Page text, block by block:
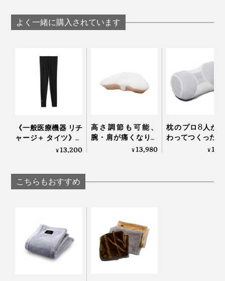
重ねた『プリマロフト』の間に入って、シュラフ（寝袋）のようにも使える
『プリマロフト』シリーズの側生地は、柔らかさバツグ
ンの「モダール」入り高密度生地。
吸放湿性に優れていて、蒸れにくく、快適な使い心地。
肌に触れると気持ちいいので、布団カバーなしで、その
まま掛けるのもおすすめです。
キルト内の『プリマロフト』の中わたがヘタったり、偏
ったりもなく、安心して洗えました。これはいい！
人工羽毛の布団は、初めてでしたが、“洗えるダウン”級
のよさ、すっかり気に入ってしまいました。
ト
ロフト
よく一緒に購入されています
《一般医療機器 リチ
ャージ＋ タイツ》寝
てる間に血行促進、
ア」｜VENEX
¥13,200
高さ調節も可能、
腕・肩が痛くなりに
くい「横向き寝 専用
¥13,980
枕のプロ8人が
わってつくった“
3センチ”の究極
¥
こちらもおすすめ